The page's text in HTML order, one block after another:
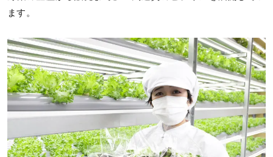
ます。